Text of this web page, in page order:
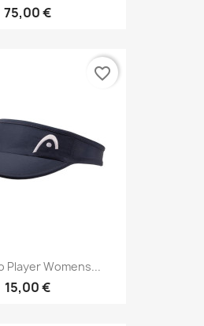
75,00 €
Player Womens...
15,00 €
favorite_border